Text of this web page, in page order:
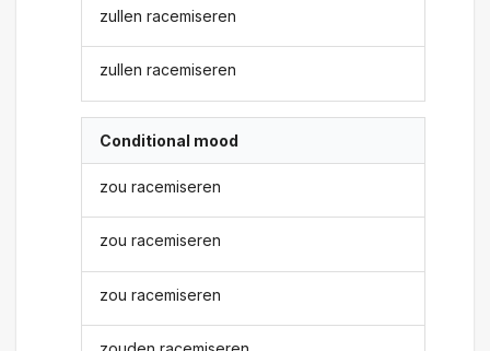
zullen racemiseren
zullen racemiseren
Conditional mood
zou racemiseren
zou racemiseren
zou racemiseren